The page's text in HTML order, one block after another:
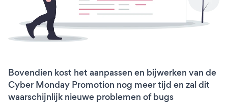
Bovendien kost het aanpassen en bijwerken van de
Cyber Monday Promotion nog meer tijd en zal dit
waarschijnlijk nieuwe problemen of bugs